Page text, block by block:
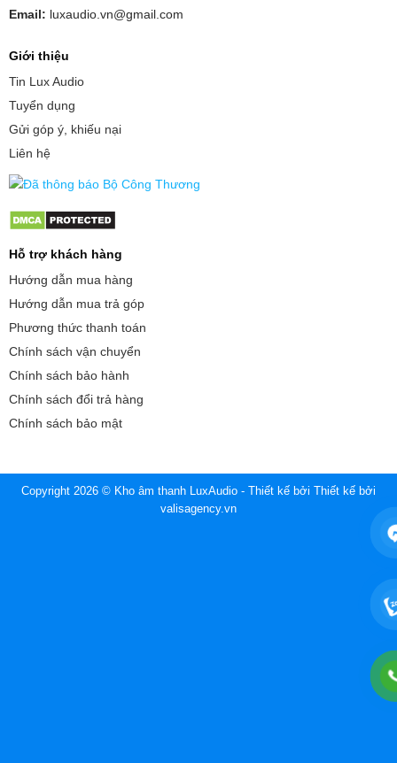
Email: luxaudio.vn@gmail.com
Giới thiệu
Tin Lux Audio
Tuyển dụng
Gửi góp ý, khiếu nại
Liên hệ
Hỗ trợ khách hàng
Hướng dẫn mua hàng
Hướng dẫn mua trả góp
Phương thức thanh toán
Chính sách vận chuyển
Chính sách bảo hành
Chính sách đổi trả hàng
Chính sách bảo mật
Copyright 2026 © Kho âm thanh LuxAudio - Thiết kế bởi Thiết kế bởi
valisagency.vn